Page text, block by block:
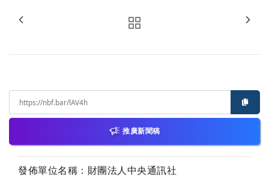
推廣新聞稿
發佈單位名稱：財團法人中央通訊社